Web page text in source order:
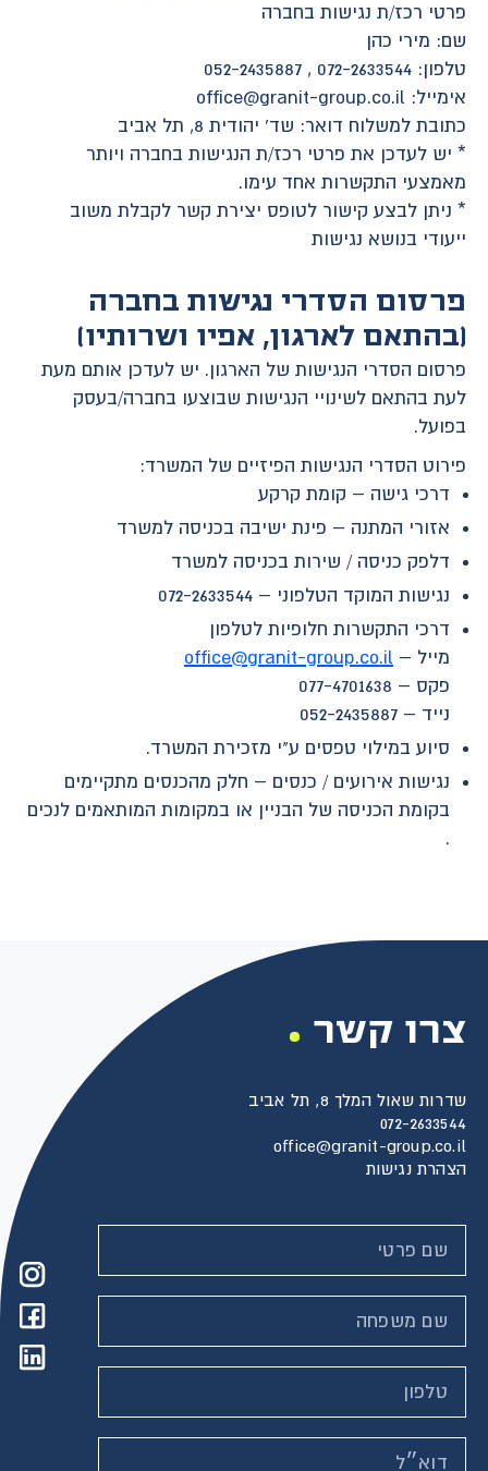
פרטי רכז/ת נגישות בחברה
שם: מירי כהן
טלפון: 072-2633544 , 052-2435887
אימייל: office@granit-group.co.il
כתובת למשלוח דואר: שד' יהודית 8, תל אביב
* יש לעדכן את פרטי רכז/ת הנגישות בחברה ויותר
מאמצעי התקשרות אחד עימו.
* ניתן לבצע קישור לטופס יצירת קשר לקבלת משוב
ייעודי בנושא נגישות
פרסום הסדרי נגישות בחברה
(בהתאם לארגון, אפיו ושרותיו)
פרסום הסדרי הנגישות של הארגון. יש לעדכן אותם מעת
לעת בהתאם לשינויי הנגישות שבוצעו בחברה/בעסק
בפועל.
פירוט הסדרי הנגישות הפיזיים של המשרד:
דרכי גישה – קומת קרקע
אזורי המתנה – פינת ישיבה בכניסה למשרד
דלפק כניסה / שירות בכניסה למשרד
נגישות המוקד הטלפוני – 072-2633544
דרכי התקשרות חלופיות לטלפון
מייל – office@granit-group.co.il
פקס – 077-4701638
נייד – 052-2435887
סיוע במילוי טפסים ע"י מזכירת המשרד.
נגישות אירועים / כנסים – חלק מהכנסים מתקיימים
בקומת הכניסה של הבניין או במקומות המותאמים לנכים
.
צרו קשר
שדרות שאול המלך 8, תל אביב
072-2633544
office@granit-group.co.il
הצהרת נגישות